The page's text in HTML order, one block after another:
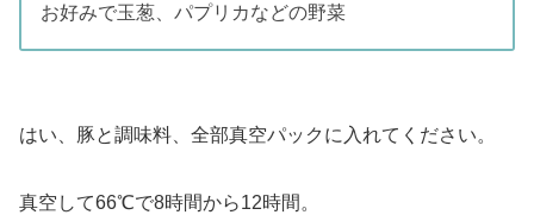
お好みで玉葱、パプリカなどの野菜
はい、豚と調味料、全部真空パックに入れてください。
真空して66℃で8時間から12時間。